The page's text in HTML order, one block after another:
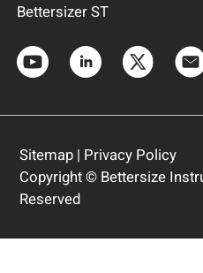
Bettersizer ST
Sitemap| Privacy Policy
Copyright © Bettersize
Reserved